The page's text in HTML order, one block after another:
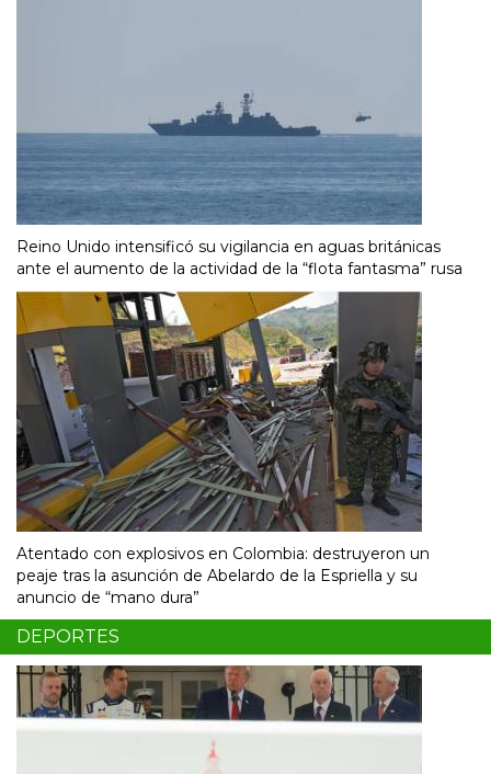
Reino Unido intensificó su vigilancia en aguas británicas
ante el aumento de la actividad de la “flota fantasma” rusa
Atentado con explosivos en Colombia: destruyeron un
peaje tras la asunción de Abelardo de la Espriella y su
anuncio de “mano dura”
DEPORTES